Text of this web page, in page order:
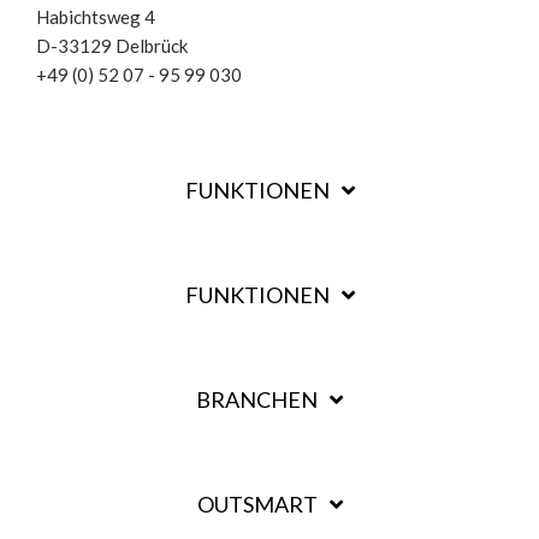
Habichtsweg4
D-33129 Delbrück
+49 (0) 52 07 - 95 99 030
FUNKTIONEN
FUNKTIONEN
BRANCHEN
OUTSMART